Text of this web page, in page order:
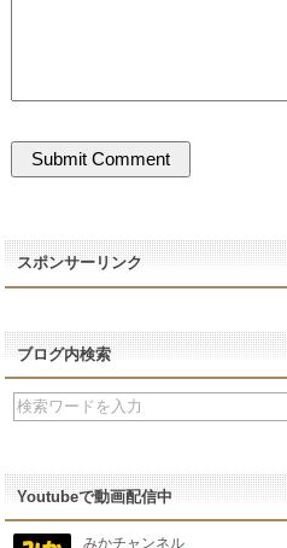
スポンサーリンク
ブログ内検索
Youtubeで動画配信中